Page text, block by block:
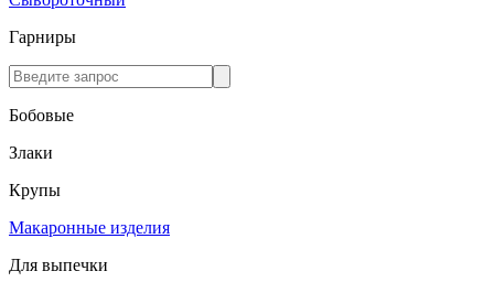
Гарниры
Бобовые
Злаки
Крупы
Макаронные изделия
Для выпечки